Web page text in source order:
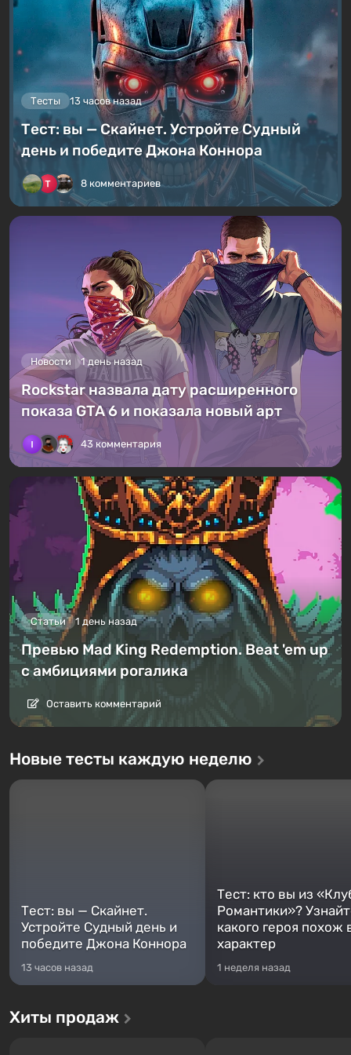
Тесты 13 часов назад
Тест: вы — Скайнет. Устройте Судный
день и победите Джона Коннора
8 комментариев
Новости 1 день назад
Rockstar назвала дату расширенного
показа GTA 6 и показала новый арт
43 комментария
Статьи 1 день назад
Превью Mad King Redemption. Beat 'em up
с амбициями рогалика
Оставить комментарий
Новые тесты каждую неделю
Тест: вы — Скайнет.
Устройте Судный день и
победите Джона Коннора
13 часов назад
Тест: кто вы из
Романтики»?
какого героя похож
характер
1 неделя назад
Хиты продаж